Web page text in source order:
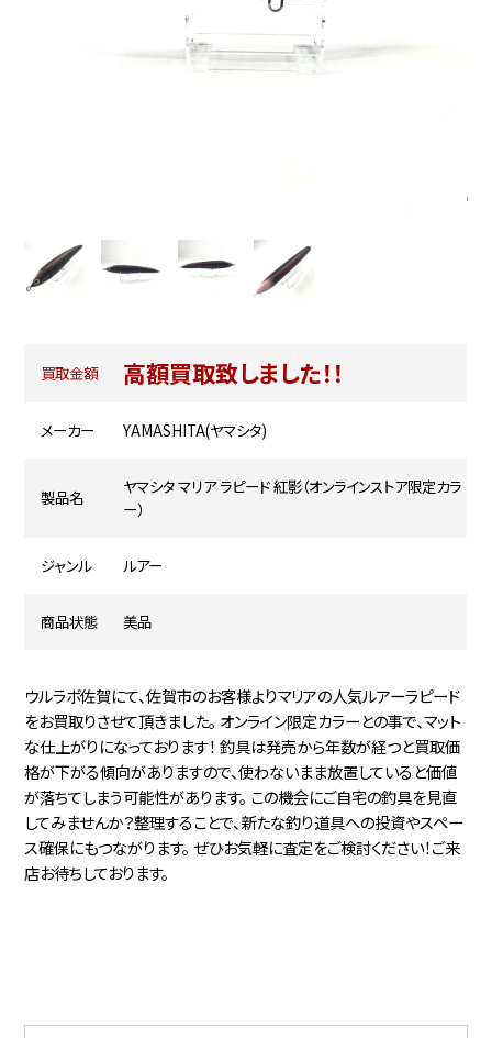
買取金額 高額買取致しました！！
メーカー YAMASHITA(ヤマシタ)
製品名
ヤマシタ マリア ラピード 紅影（オンラインストア限定カラ
ー）
ジャンル ルアー
商品状態 美品
ウルラボ佐賀にて、佐賀市のお客様よりマリアの人気ルアーラピード
をお買取りさせて頂きました。 オンライン限定カラーとの事で、マット
な仕上がりになっております！ 釣具は発売から年数が経つと買取価
格が下がる傾向がありますので、使わないまま放置していると価値
が落ちてしまう可能性があります。 この機会にご自宅の釣具を見直
してみませんか？整理することで、新たな釣り道具への投資やスペー
ス確保にもつながります。 ぜひお気軽に査定をご検討ください！ご来
店お待ちしております。